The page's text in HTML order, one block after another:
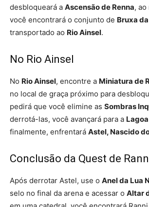
desbloqueará a Ascensão de Renna,
você encontrará o conjunto de Bruxa
transportado ao Rio Ainsel.
No Rio Ainsel
No Rio Ainsel, encontre a Miniatura de
no local de graça próximo para
pedirá que você elimine as Sombras
derrotá-las, você avançará para a
finalmente, enfrentará Astel, Nascido
Conclusão da Quest de
Após derrotar Astel, use o Anel da Lua
selo no final da arena e acessar o Altar